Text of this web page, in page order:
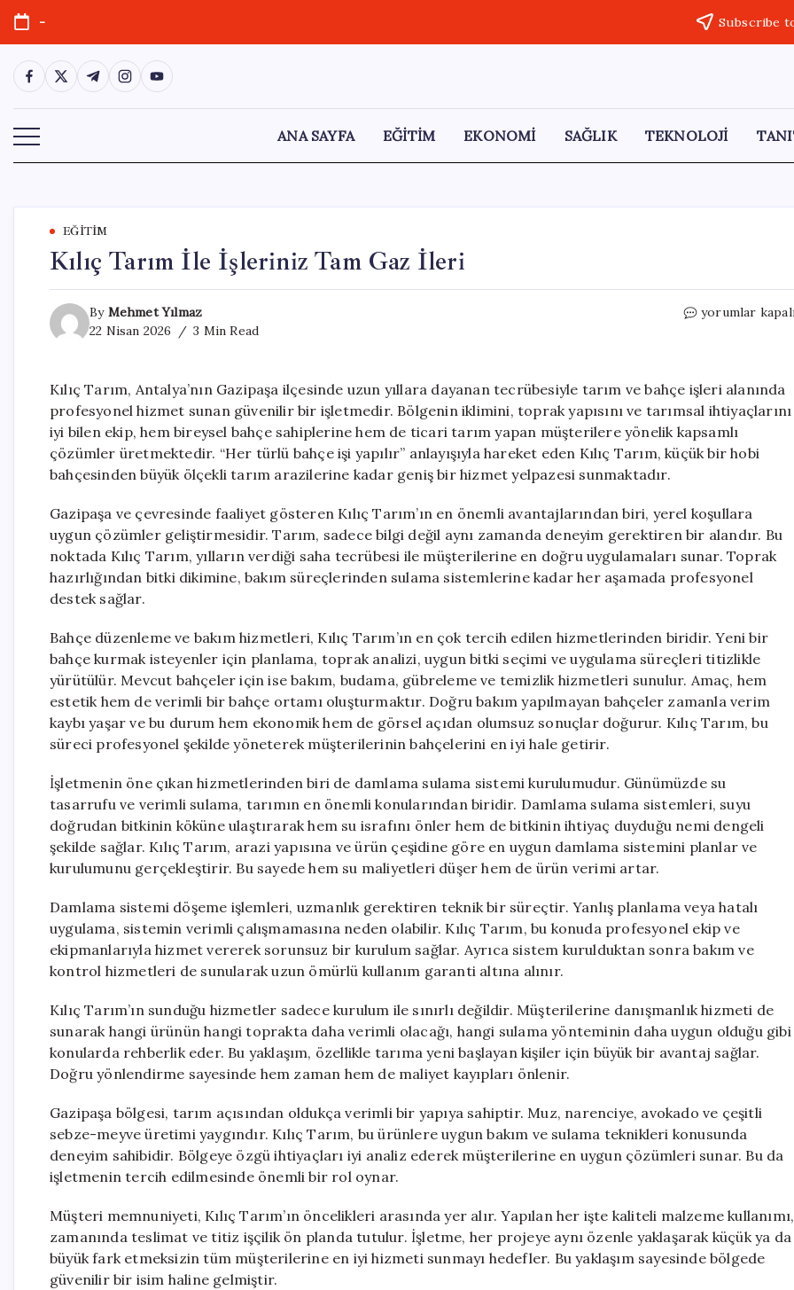
Skip
content
- Subscribe
https://www.facebook.com/
https://twitter.com/
https://t.me/
https://www.instagram.com/
https://youtube.com/
ANA SAYFA EĞİTİM EKONOMİ SAĞLIK TEKNOLOJİ
EĞITIM
Kılıç Tarım İle İşleriniz Tam Gaz İleri
By Mehmet Yılmaz
22 Nisan 2026
3 Min Read
Kılıç
Tam
Gaz
için
yorumlar
Kılıç Tarım, Antalya’nın Gazipaşa ilçesinde uzun yıllara dayanan tecrübesiyle tarım ve bahçe işleri alanında
profesyonel hizmet sunan güvenilir bir işletmedir. Bölgenin iklimini, toprak yapısını ve tarımsal ihtiyaçlarını
iyi bilen ekip, hem bireysel bahçe sahiplerine hem de ticari tarım yapan müşterilere yönelik kapsamlı
çözümler üretmektedir. “Her türlü bahçe işi yapılır” anlayışıyla hareket eden Kılıç Tarım, küçük bir hobi
bahçesinden büyük ölçekli tarım arazilerine kadar geniş bir hizmet yelpazesi sunmaktadır.
Gazipaşa ve çevresinde faaliyet gösteren Kılıç Tarım’ın en önemli avantajlarından biri, yerel koşullara
uygun çözümler geliştirmesidir. Tarım, sadece bilgi değil aynı zamanda deneyim gerektiren bir alandır. Bu
noktada Kılıç Tarım, yılların verdiği saha tecrübesi ile müşterilerine en doğru uygulamaları sunar. Toprak
hazırlığından bitki dikimine, bakım süreçlerinden sulama sistemlerine kadar her aşamada profesyonel
destek sağlar.
Bahçe düzenleme ve bakım hizmetleri, Kılıç Tarım’ın en çok tercih edilen hizmetlerinden biridir. Yeni bir
bahçe kurmak isteyenler için planlama, toprak analizi, uygun bitki seçimi ve uygulama süreçleri titizlikle
yürütülür. Mevcut bahçeler için ise bakım, budama, gübreleme ve temizlik hizmetleri sunulur. Amaç, hem
estetik hem de verimli bir bahçe ortamı oluşturmaktır. Doğru bakım yapılmayan bahçeler zamanla verim
kaybı yaşar ve bu durum hem ekonomik hem de görsel açıdan olumsuz sonuçlar doğurur. Kılıç Tarım, bu
süreci profesyonel şekilde yöneterek müşterilerinin bahçelerini en iyi hale getirir.
İşletmenin öne çıkan hizmetlerinden biri de damlama sulama sistemi kurulumudur. Günümüzde su
tasarrufu ve verimli sulama, tarımın en önemli konularından biridir. Damlama sulama sistemleri, suyu
doğrudan bitkinin köküne ulaştırarak hem su israfını önler hem de bitkinin ihtiyaç duyduğu nemi dengeli
şekilde sağlar. Kılıç Tarım, arazi yapısına ve ürün çeşidine göre en uygun damlama sistemini planlar ve
kurulumunu gerçekleştirir. Bu sayede hem su maliyetleri düşer hem de ürün verimi artar.
Damlama sistemi döşeme işlemleri, uzmanlık gerektiren teknik bir süreçtir. Yanlış planlama veya hatalı
uygulama, sistemin verimli çalışmamasına neden olabilir. Kılıç Tarım, bu konuda profesyonel ekip ve
ekipmanlarıyla hizmet vererek sorunsuz bir kurulum sağlar. Ayrıca sistem kurulduktan sonra bakım ve
kontrol hizmetleri de sunularak uzun ömürlü kullanım garanti altına alınır.
Kılıç Tarım’ın sunduğu hizmetler sadece kurulum ile sınırlı değildir. Müşterilerine danışmanlık hizmeti de
sunarak hangi ürünün hangi toprakta daha verimli olacağı, hangi sulama yönteminin daha uygun olduğu gibi
konularda rehberlik eder. Bu yaklaşım, özellikle tarıma yeni başlayan kişiler için büyük bir avantaj sağlar.
Doğru yönlendirme sayesinde hem zaman hem de maliyet kayıpları önlenir.
Gazipaşa bölgesi, tarım açısından oldukça verimli bir yapıya sahiptir. Muz, narenciye, avokado ve çeşitli
sebze-meyve üretimi yaygındır. Kılıç Tarım, bu ürünlere uygun bakım ve sulama teknikleri konusunda
deneyim sahibidir. Bölgeye özgü ihtiyaçları iyi analiz ederek müşterilerine en uygun çözümleri sunar. Bu da
işletmenin tercih edilmesinde önemli bir rol oynar.
Müşteri memnuniyeti, Kılıç Tarım’ın öncelikleri arasında yer alır. Yapılan her işte kaliteli malzeme kullanımı,
zamanında teslimat ve titiz işçilik ön planda tutulur. İşletme, her projeye aynı özenle yaklaşarak küçük ya da
büyük fark etmeksizin tüm müşterilerine en iyi hizmeti sunmayı hedefler. Bu yaklaşım sayesinde bölgede
güvenilir bir isim haline gelmiştir.